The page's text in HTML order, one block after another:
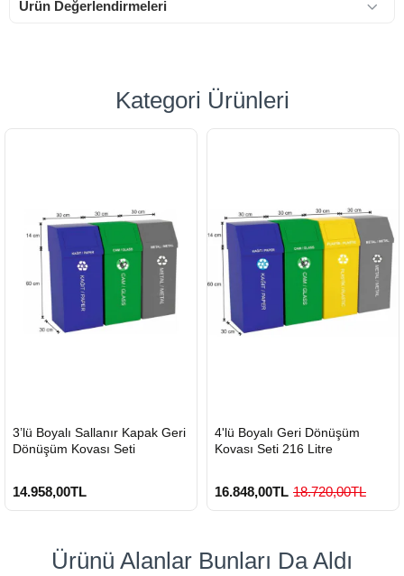
Ürün Değerlendirmeleri
Kategori Ürünleri
HIZLI
GÖNDERİ
3’lü Boyalı Sallanır Kapak Geri
Dönüşüm Kovası Seti
14.958,00TL
HIZLI
GÖNDERİ
4'lü Boyalı Geri Dönüşüm
Kovası Seti 216 Litre
16.848,00TL 18.720,00TL
Ürünü Alanlar Bunları Da Aldı